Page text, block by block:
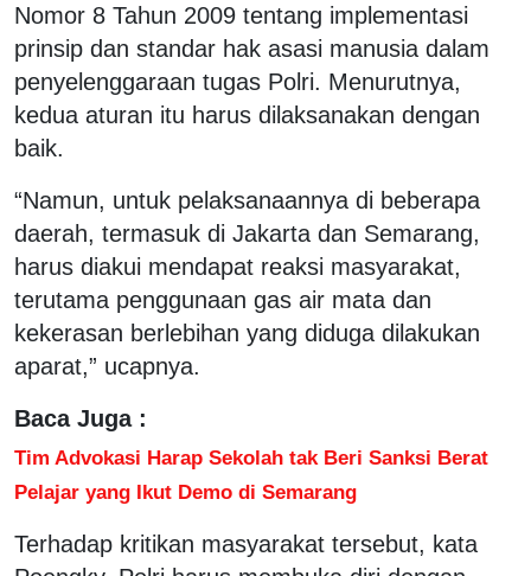
Nomor 8 Tahun 2009 tentang implementasi
prinsip dan standar hak asasi manusia dalam
penyelenggaraan tugas Polri. Menurutnya,
kedua aturan itu harus dilaksanakan dengan
baik.
“Namun, untuk pelaksanaannya di beberapa
daerah, termasuk di Jakarta dan Semarang,
harus diakui mendapat reaksi masyarakat,
terutama penggunaan gas air mata dan
kekerasan berlebihan yang diduga dilakukan
aparat,” ucapnya.
Baca Juga :
Tim Advokasi Harap Sekolah tak Beri Sanksi Berat
Pelajar yang Ikut Demo di Semarang
Terhadap kritikan masyarakat tersebut, kata